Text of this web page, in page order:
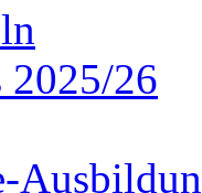
2025/26